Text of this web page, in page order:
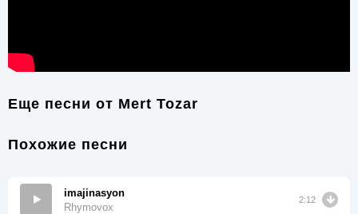
Еще песни от Mert Tozar
Похожие песни
imajinasyon
Rhymovox
2:12